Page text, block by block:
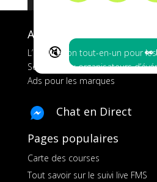
🔇 👀
A propos de FMS
L’application tout-en-un pour
Services aux organisateurs
Ads pour les marques
Chat en Direct
Pages populaires
Carte des courses
Tout savoir sur le suivi live FMS